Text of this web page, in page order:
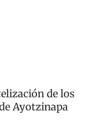
de los
Ayotzinapa